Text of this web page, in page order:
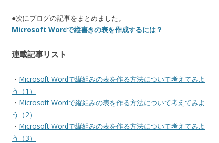
●次にブログの記事をまとめました。
Microsoft Wordで縦書きの表を作成するには？
連載記事リスト
・ Microsoft Wordで縦組みの表を作る方法について考えてみよ
う（1）
・ Microsoft Wordで縦組みの表を作る方法について考えてみよ
う（2）
・ Microsoft Wordで縦組みの表を作る方法について考えてみよ
う（3）